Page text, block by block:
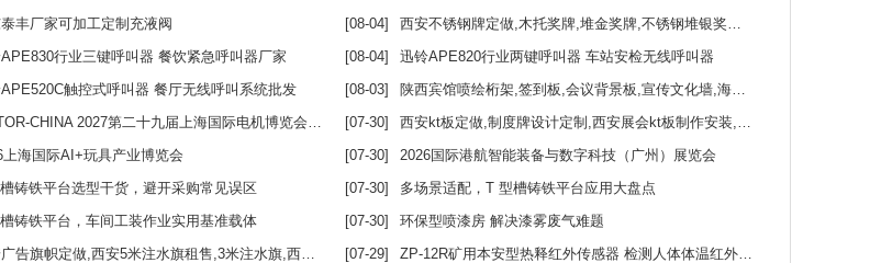
丰厂家可加工定制充液阀 [08-04]
西安不锈钢牌定做,木托奖牌,堆金奖牌,不锈钢堆银奖牌,西安铜牌授权牌定做,长条牌定做
行业三键呼叫器 餐饮紧急呼叫器厂家 [08-04]
迅铃APE820行业两键呼叫器 车站安检无线呼叫器
触控式呼叫器 餐厅无线呼叫系统批发 [08-03]
陕西宾馆喷绘桁架,签到板,会议背景板,宣传文化墙,海报彩页印刷,陕西宾馆广告物料制作搭建
CHINA 2027第二十九届上海国际电机博览会上海绕线机，线圈，定子，磁性材料展览会 [07-30]
西安kt板定做,制度牌设计定制,西安展会kt板制作安装,商超kt板批量.西安展位海报定做
上海国际AI+玩具产业博览会 [07-30]
2026国际港航智能装备与数字科技（广州）展览会
铸铁平台选型干货，避开采购常见误区 [07-30]
多场景适配，T 型槽铸铁平台应用大盘点
铸铁平台，车间工装作业实用基准载体 [07-30]
环保型喷漆房 解决漆雾废气难题
旗帜定做,西安5米注水旗租售,3米注水旗,西安刀旗,水滴旗定做,西安注水旗销售租赁 [07-29]
ZP-12R矿用本安型热释红外传感器 检测人体体温红外信号